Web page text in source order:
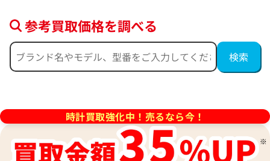
格
点の参考買取価格です
参考買取価格
2,630,000円
※2026年6月時点の参考買取
参考買取価格を調べる
時計買取強化中！売るなら今！